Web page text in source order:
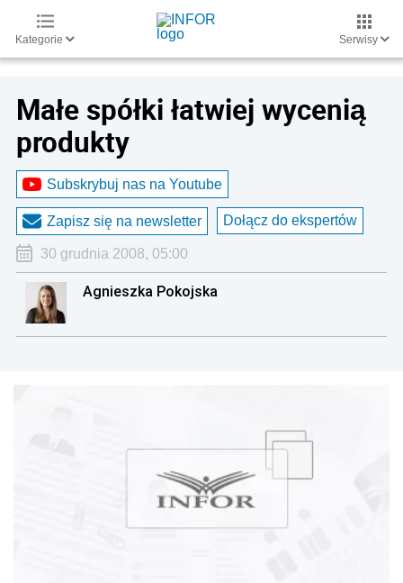
Kategorie Serwisy
Małe spółki łatwiej wycenią
produkty
Subskrybuj nas na Youtube
Zapisz się na newsletter Dołącz do ekspertów
30 grudnia 2008, 05:00
Agnieszka Pokojska